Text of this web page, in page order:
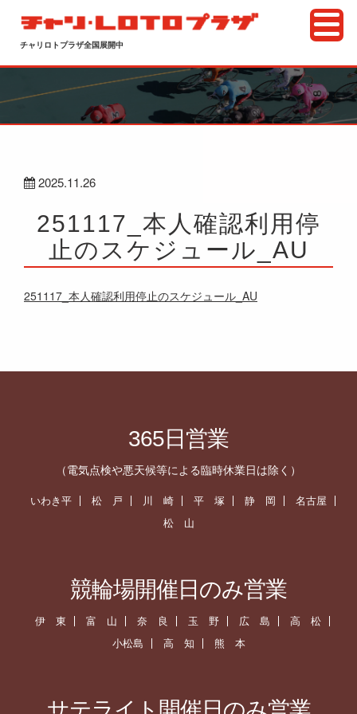
チャリロトプラザ全国展開中
2025.11.26
251117_本人確認利用停
止のスケジュール_AU
251117_本人確認利用停止のスケジュール_AU
365日営業
（電気点検や悪天候等による臨時休業日は除く）
いわき平 松 戸 川 崎 平 塚 静 岡
名古屋
松 山
競輪場開催日のみ営業
伊 東 富 山 奈 良 玉 野 広 島
高 松
小松島
高 知 熊 本